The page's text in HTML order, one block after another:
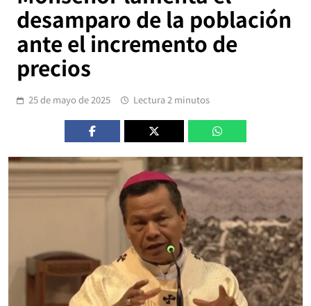
desamparo de la población
ante el incremento de
precios
25 de mayo de 2025 Lectura 2 minutos